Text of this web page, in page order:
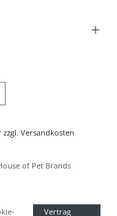
+
Versandkosten
Vertrag
of Pet Brands